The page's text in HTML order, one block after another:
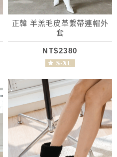
正韓 羊羔毛皮革繫帶連帽外
套
NT$2380